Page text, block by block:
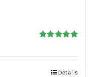
Details